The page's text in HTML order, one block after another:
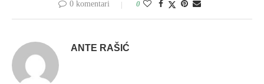
0 komentari 0
ANTE RAŠIĆ